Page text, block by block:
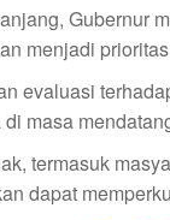
Gubernur
menjadi
evaluasi
masa
termasuk
dapat